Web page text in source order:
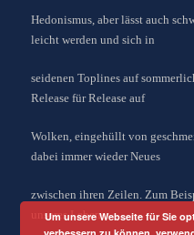
Hedonismus, aber lässt auch
leicht werden und sich in
seidenen Toplines auf
Release für Release auf
Wolken, eingehüllt von
dabei immer wieder Neues
zwischen ihren Zeilen. Zum
unseres Lebens.
Um unsere Webseite für Sie